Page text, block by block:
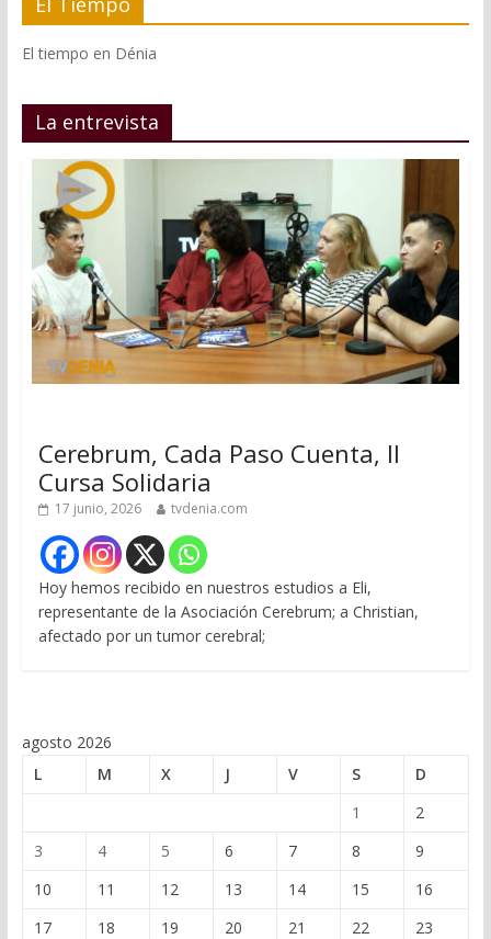
El tiempo en Dénia
La entrevista
Cerebrum, Cada Paso Cuenta, II
Cursa Solidaria
17 junio, 2026 tvdenia.com
Hoy hemos recibido en nuestros estudios a Eli,
representante de la Asociación Cerebrum; a Christian,
afectado por un tumor cerebral;
agosto 2026
L
M X J V S
D
1
2
3
4 5 6 7 8
9
10
11 12 13 14 15
16
17
18 19 20 21 22
23